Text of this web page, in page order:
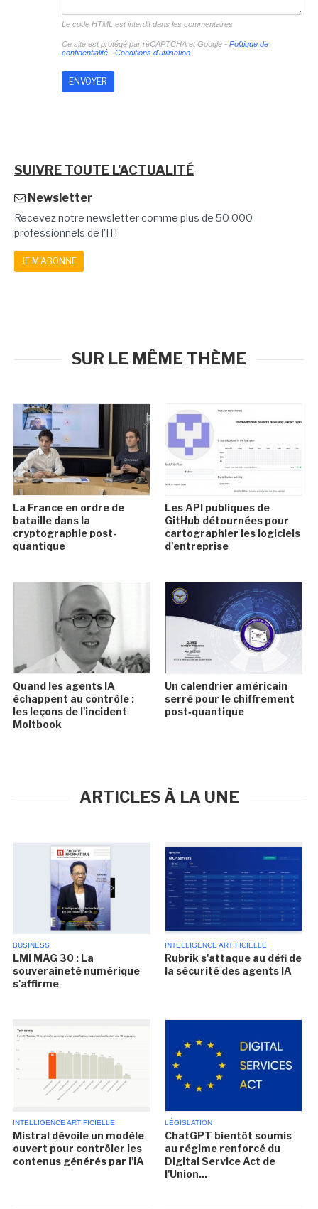
Le code HTML est interdit dans les commentaires
Ce site est protégé par reCAPTCHA et Google - Politique de
confidentialité- Conditions d'utilisation
SUIVRE TOUTE L'ACTUALITÉ
Newsletter
Recevez notre newsletter comme plus de 50 000
professionnels de l'IT!
JE M'ABONNE
SUR LE MÊME THÈME
La France en ordre de
bataille dans la
cryptographie post-
quantique
Les API publiques de
GitHub détournées pour
cartographier les logiciels
d'entreprise
Quand les agents IA
échappent au contrôle :
les leçons de l'incident
Moltbook
Un calendrier américain
serré pour le chiffrement
post‑quantique
ARTICLES À LA UNE
BUSINESS
LMI MAG 30 : La
souveraineté numérique
s'affirme
INTELLIGENCE ARTIFICIELLE
Rubrik s'attaque au défi de
la sécurité des agents IA
INTELLIGENCE ARTIFICIELLE
Mistral dévoile un modèle
ouvert pour contrôler les
contenus générés par l'IA
LÉGISLATION
ChatGPT bientôt soumis
au régime renforcé du
Digital Service Act de
l'Union...